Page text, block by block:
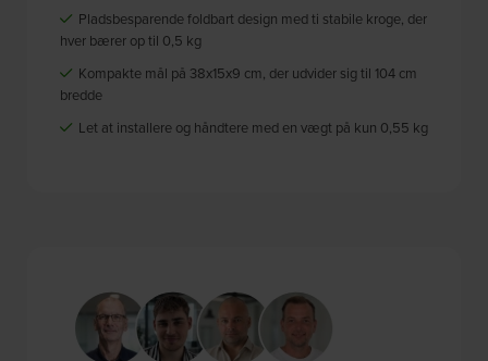
Pladsbesparende foldbart design med ti stabile kroge, der
hver bærer op til 0,5 kg
Kompakte mål på 38x15x9 cm, der udvider sig til 104 cm
bredde
Let at installere og håndtere med en vægt på kun 0,55 kg